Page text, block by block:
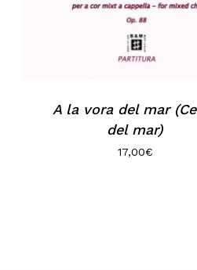
A la vora del mar
del mar)
17,00€